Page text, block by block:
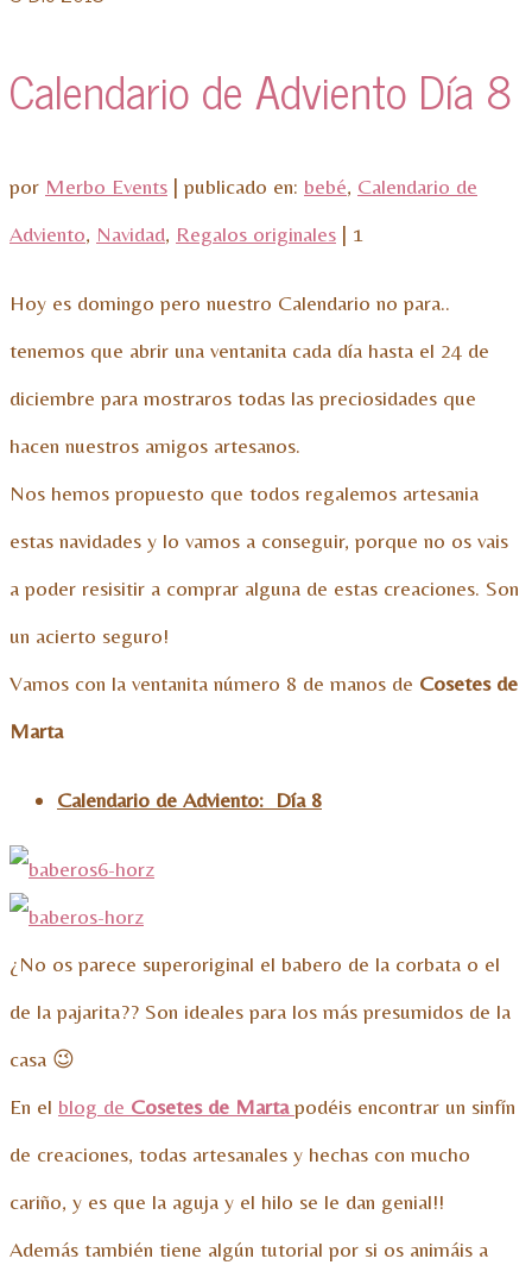
Calendario de Adviento Día 8
por Merbo Events | publicado en: bebé, Calendario de
Adviento, Navidad, Regalos originales | 1
Hoy es domingo pero nuestro Calendario no para..
tenemos que abrir una ventanita cada día hasta el 24 de
diciembre para mostraros todas las preciosidades que
hacen nuestros amigos artesanos.
Nos hemos propuesto que todos regalemos artesania
estas navidades y lo vamos a conseguir, porque no os vais
a poder resisitir a comprar alguna de estas creaciones. Son
un acierto seguro!
Vamos con la ventanita número 8 de manos de Cosetes de
Marta
Calendario de Adviento: Día 8
¿No os parece superoriginal el babero de la corbata o el
de la pajarita?? Son ideales para los más presumidos de la
casa 😉
En el blog de Cosetes de Martapodéis encontrar un sinfín
de creaciones, todas artesanales y hechas con mucho
cariño, y es que la aguja y el hilo se le dan genial!!
Además también tiene algún tutorial por si os animáis a